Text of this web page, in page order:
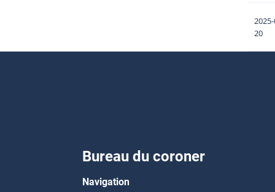
20
Bureau du coroner
Navigation